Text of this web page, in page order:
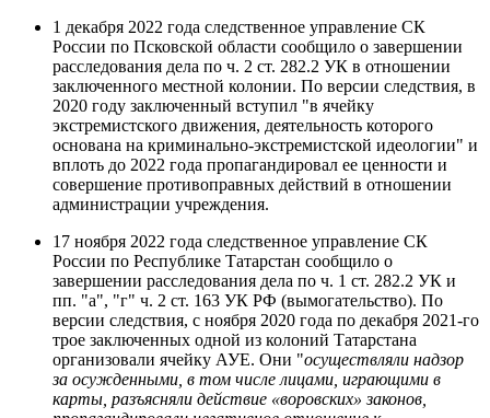
1 декабря 2022 года следственное управление СК
России по Псковской области сообщило о завершении
расследования дела по ч. 2 ст. 282.2 УК в отношении
заключенного местной колонии. По версии следствия, в
2020 году заключенный вступил "в ячейку
экстремистского движения, деятельность которого
основана на криминально-экстремистской идеологии" и
вплоть до 2022 года пропагандировал ее ценности и
совершение противоправных действий в отношении
администрации учреждения.
17 ноября 2022 года следственное управление СК
России по Республике Татарстан сообщило о
завершении расследования дела по ч. 1 ст. 282.2 УК и
пп. "а", "г" ч. 2 ст. 163 УК РФ (вымогательство). По
версии следствия, с ноября 2020 года по декабря 2021-го
трое заключенных одной из колоний Татарстана
организовали ячейку АУЕ. Они "осуществляли надзор
за осужденными, в том числе лицами, играющими в
карты, разъясняли действие «воровских» законов,